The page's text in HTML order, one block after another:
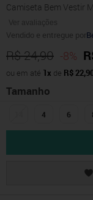
Camiseta Bem Vestir
Ver avaliações
Vendido e entregue por
R$ 24,90 -8%
ou em até 1x de R$
Tamanho
4 6